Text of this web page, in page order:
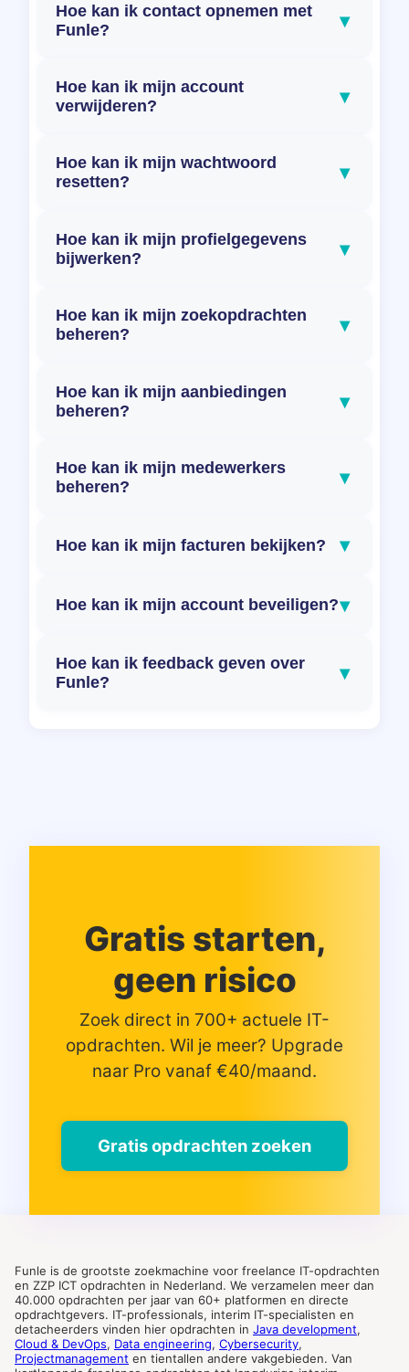
Hoe kan ik contact opnemen met
Funle?
▾
Hoe kan ik mijn account
verwijderen?
▾
Hoe kan ik mijn wachtwoord
resetten?
▾
Hoe kan ik mijn profielgegevens
bijwerken?
▾
Hoe kan ik mijn zoekopdrachten
beheren?
▾
Hoe kan ik mijn aanbiedingen
beheren?
▾
Hoe kan ik mijn medewerkers
beheren?
▾
Hoe kan ik mijn facturen bekijken? ▾
Hoe kan ik mijn account beveiligen?▾
Hoe kan ik feedback geven over
Funle?
▾
Gratis starten,
geen risico
Zoek direct in 700+ actuele IT-
opdrachten. Wil je meer? Upgrade
naar Pro vanaf €40/maand.
Gratis opdrachten zoeken
Funle is de grootste zoekmachine voor freelance IT-opdrachten
en ZZP ICT opdrachten in Nederland. We verzamelen meer dan
40.000 opdrachten per jaar van 60+ platformen en directe
opdrachtgevers. IT-professionals, interim IT-specialisten en
detacheerders vinden hier opdrachten in Java development,
Cloud & DevOps, Data engineering, Cybersecurity,
Projectmanagement en tientallen andere vakgebieden. Van